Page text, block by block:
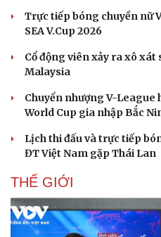
Trực tiếp bóng chuyền nữ
SEA V.Cup 2026
Cổ động viên xảy ra xô
Malaysia
Chuyển nhượng V-League
World Cup gia nhập Bắc
Lịch thi đấu và trực tiếp
ĐT Việt Nam gặp Thái Lan
THẾ GIỚI